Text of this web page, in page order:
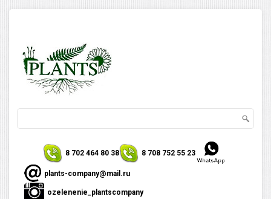
8 702 464 80 38 8 708 752 55 23
plants-company@mail.ru
ozelenenie_plantscompany